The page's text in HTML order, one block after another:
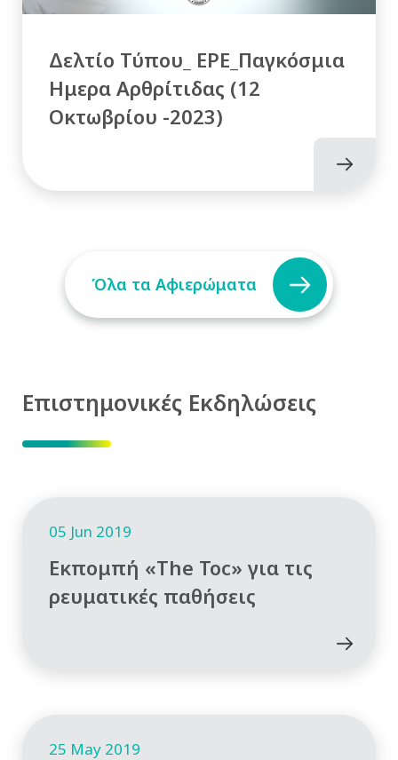
Δελτίο Τύπου_ ΕΡΕ_Παγκόσμια
Ημερα Αρθρίτιδας (12
Οκτωβρίου -2023)
Όλα τα Αφιερώματα
Επιστημονικές Εκδηλώσεις
05 Jun 2019
Εκπομπή «The Toc» για τις
ρευματικές παθήσεις
25 May 2019